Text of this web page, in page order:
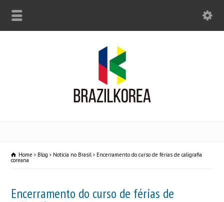
Home Blog Noticia no Brasil Encerramento do curso de férias de caligrafia
coreana
Encerramento do curso de férias de